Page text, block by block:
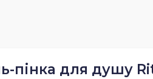
пінка для душу